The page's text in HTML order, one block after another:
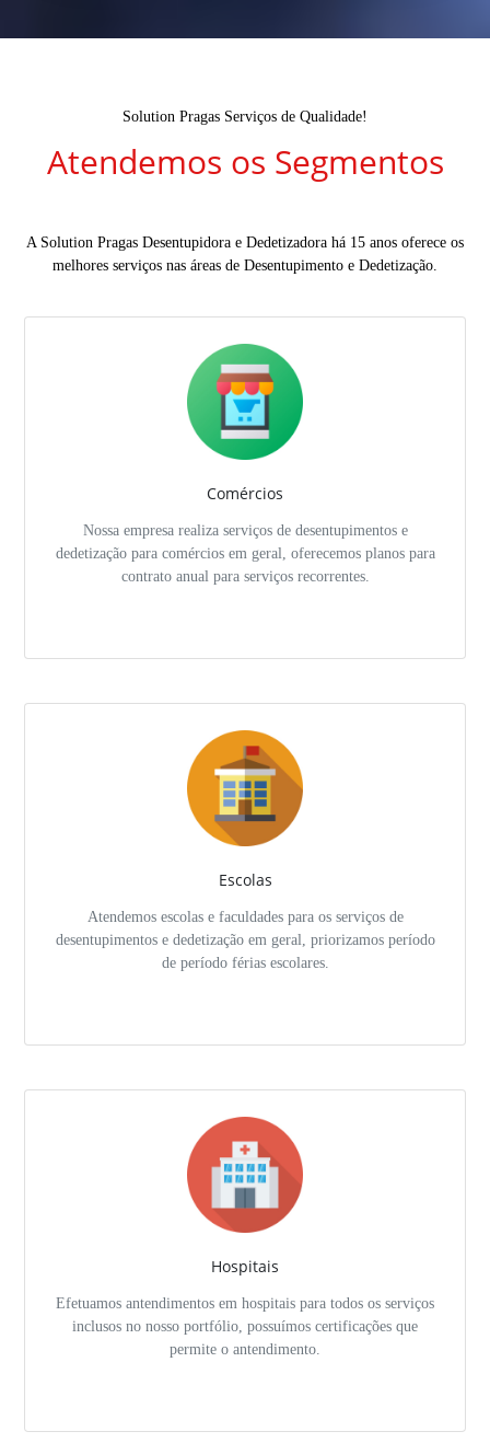
Solution Pragas Serviços de Qualidade!
Atendemos os Segmentos
A Solution Pragas Desentupidora e Dedetizadora há 15 anos oferece os
melhores serviços nas áreas de Desentupimento e Dedetização.
Comércios
Nossa empresa realiza serviços de desentupimentos e
dedetização para comércios em geral, oferecemos planos para
contrato anual para serviços recorrentes.
Escolas
Atendemos escolas e faculdades para os serviços de
desentupimentos e dedetização em geral, priorizamos período
de período férias escolares.
Hospitais
Efetuamos antendimentos em hospitais para todos os serviços
inclusos no nosso portfólio, possuímos certificações que
permite o antendimento.